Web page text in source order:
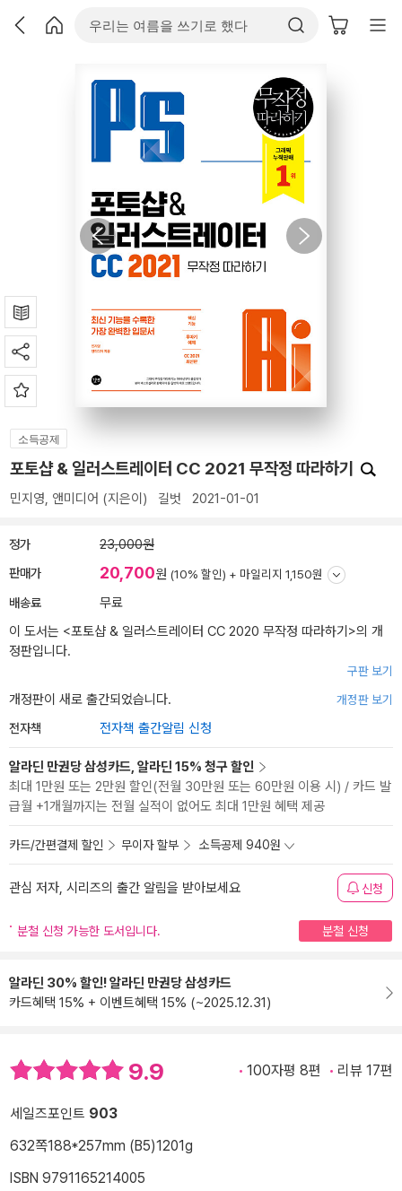
소득공제
포토샵 & 일러스트레이터 CC 2021 무작정 따라하기
민지영, 앤미디어 (지은이) 길벗 2021-01-01
정가 23,000원
판매가 20,700원 (10% 할인) + 마일리지 1,150원
배송료
무료
이 도서는 <포토샵 & 일러스트레이터 CC 2020 무작정 따라하기 >의 개
정판입니다.
구판 보기
개정판이 새로 출간되었습니다. 개정판 보기
전자책 전자책 출간알림 신청
알라딘 만권당 삼성카드, 알라딘 15% 청구 할인
최대 1만원 또는 2만원 할인(전월 30만원 또는 60만원 이용 시) / 카드 발
급월 +1개월까지는 전월 실적이 없어도 최대 1만원 혜택 제공
카드/간편결제 할인 무이자 할부 소득공제 940원
관심 저자, 시리즈의 출간 알림을 받아보세요 신청
분철 신청 가능한 도서입니다. 분철 신청
알라딘 30% 할인! 알라딘 만권당 삼성카드
카드혜택 15% + 이벤트혜택 15% (~2025.12.31)
9.9 100자평 8편 리뷰 17편
세일즈포인트 903
632쪽188*257mm (B5)1201g
ISBN 9791165214005